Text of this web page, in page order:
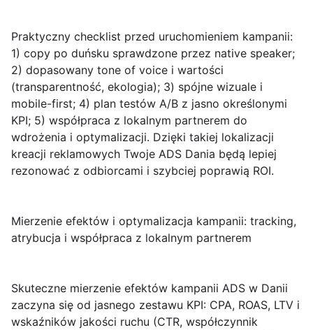
Praktyczny checklist przed uruchomieniem kampanii:
1) copy po duńsku sprawdzone przez native speaker;
2) dopasowany tone of voice i wartości
(transparentność, ekologia); 3) spójne wizuale i
mobile-first; 4) plan testów A/B z jasno określonymi
KPI; 5) współpraca z lokalnym partnerem do
wdrożenia i optymalizacji. Dzięki takiej lokalizacji
kreacji reklamowych Twoje ADS Dania będą lepiej
rezonować z odbiorcami i szybciej poprawią ROI.
Mierzenie efektów i optymalizacja kampanii: tracking,
atrybucja i współpraca z lokalnym partnerem
Skuteczne mierzenie efektów kampanii ADS w Danii
zaczyna się od jasnego zestawu KPI: CPA, ROAS, LTV i
wskaźników jakości ruchu (CTR, współczynnik